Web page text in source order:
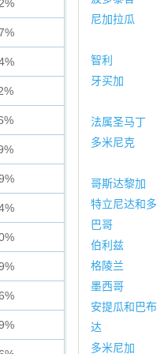
尼加拉瓜
智利
牙买加
法属圣马丁
多米尼克
哥斯达黎加
特立尼达和多
巴哥
伯利兹
格陵兰
墨西哥
安提瓜和巴布
达
多米尼加